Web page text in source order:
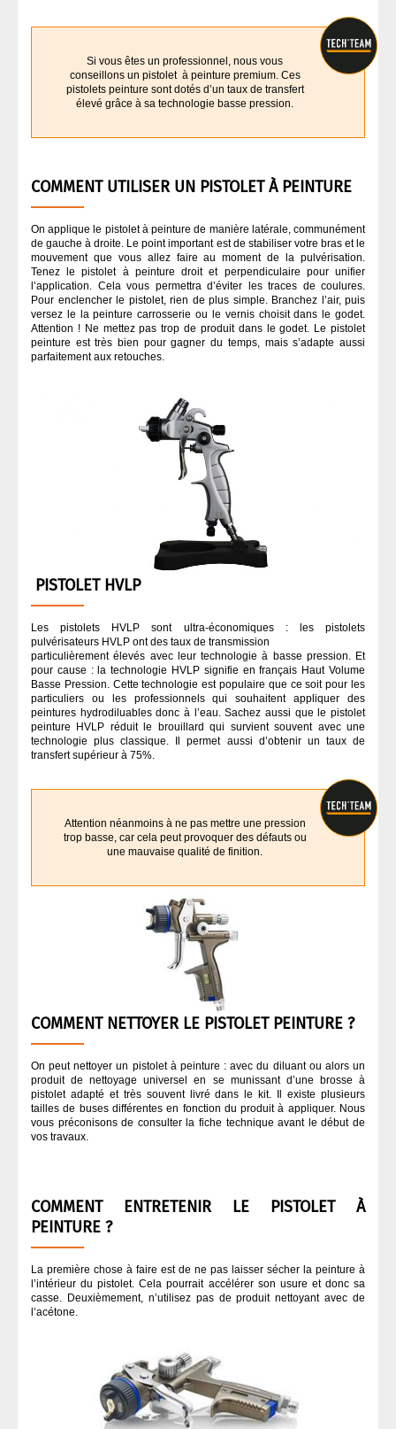
Si vous êtes un professionnel, nous vous
conseillons un pistolet à peinture premium. Ces
pistolets peinture sont dotés d’un taux de transfert
élevé grâce à sa technologie basse pression.
COMMENT UTILISER UN PISTOLET À PEINTURE
On applique le pistolet à peinture de manière latérale, communément
de gauche à droite. Le point important est de stabiliser votre bras et le
mouvement que vous allez faire au moment de la pulvérisation.
Tenez le pistolet à peinture droit et perpendiculaire pour unifier
l’application. Cela vous permettra d’éviter les traces de coulures.
Pour enclencher le pistolet, rien de plus simple. Branchez l’air, puis
versez le la peinture carrosserie ou le vernis choisit dans le godet.
Attention ! Ne mettez pas trop de produit dans le godet. Le pistolet
peinture est très bien pour gagner du temps, mais s’adapte aussi
parfaitement aux retouches.
PISTOLET HVLP
Les pistolets HVLP sont ultra-économiques : les pistolets
pulvérisateurs HVLP ont des taux de transmission
particulièrement élevés avec leur technologie à basse pression. Et
pour cause : la technologie HVLP signifie en français Haut Volume
Basse Pression. Cette technologie est populaire que ce soit pour les
particuliers ou les professionnels qui souhaitent appliquer des
peintures hydrodiluables donc à l’eau. Sachez aussi que le pistolet
peinture HVLP réduit le brouillard qui survient souvent avec une
technologie plus classique. Il permet aussi d’obtenir un taux de
transfert supérieur à 75%.
Attention néanmoins à ne pas mettre une pression
trop basse, car cela peut provoquer des défauts ou
une mauvaise qualité de finition.
COMMENT NETTOYER LE PISTOLET PEINTURE ?
On peut nettoyer un pistolet à peinture : avec du diluant ou alors un
produit de nettoyage universel en se munissant d’une brosse à
pistolet adapté et très souvent livré dans le kit. Il existe plusieurs
tailles de buses différentes en fonction du produit à appliquer. Nous
vous préconisons de consulter la fiche technique avant le début de
vos travaux.
COMMENT ENTRETENIR LE PISTOLET À
PEINTURE ?
La première chose à faire est de ne pas laisser sécher la peinture à
l’intérieur du pistolet. Cela pourrait accélérer son usure et donc sa
casse. Deuxièmement, n’utilisez pas de produit nettoyant avec de
l’acétone.